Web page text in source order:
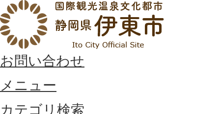
お問い合わせ
メニュー
カテゴリ検索